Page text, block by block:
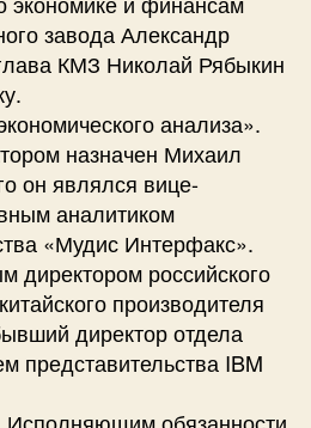
завода Александр
КМЗ Николай Рябыкин
анализа».
назначен Михаил
он являлся вице-
аналитиком
«Мудис Интерфакс».
директором российского
производителя
директор отдела
представительства IBM
Исполняющим обязанности